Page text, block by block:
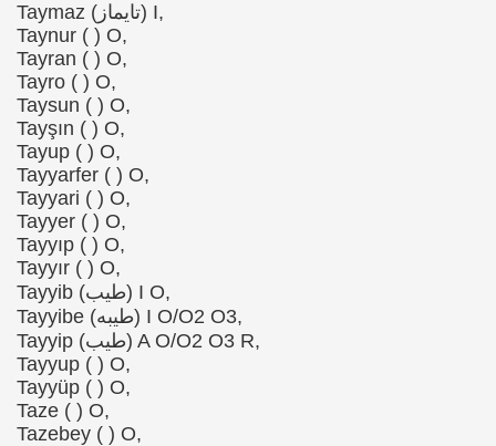
Taymaz (تایماز) I,
Taynur ( ) O,
Tayran ( ) O,
Tayro ( ) O,
Taysun ( ) O,
Tayşın ( ) O,
Tayup ( ) O,
Tayyarfer ( ) O,
Tayyari ( ) O,
Tayyer ( ) O,
Tayyıp ( ) O,
Tayyır ( ) O,
Tayyib (طیب) I O,
Tayyibe (طیبه) I O/O2 O3,
Tayyip (طیب) A O/O2 O3 R,
Tayyup ( ) O,
Tayyüp ( ) O,
Taze ( ) O,
Tazebey ( ) O,